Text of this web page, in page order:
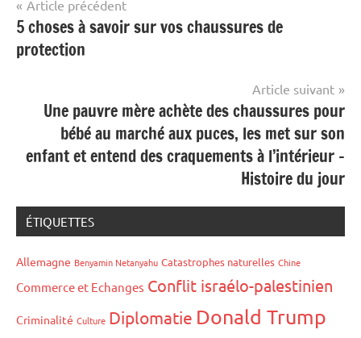
Navigation
de
l’article
Article précédent
5 choses à savoir sur vos chaussures de
protection
Article suivant
Une pauvre mère achète des chaussures pour
bébé au marché aux puces, les met sur son
enfant et entend des craquements à l’intérieur –
Histoire du jour
ÉTIQUETTES
Allemagne Benyamin Netanyahu Catastrophes naturelles Chine
Commerce et Echanges Conflit israélo-palestinien
Criminalité Culture Diplomatie Donald Trump